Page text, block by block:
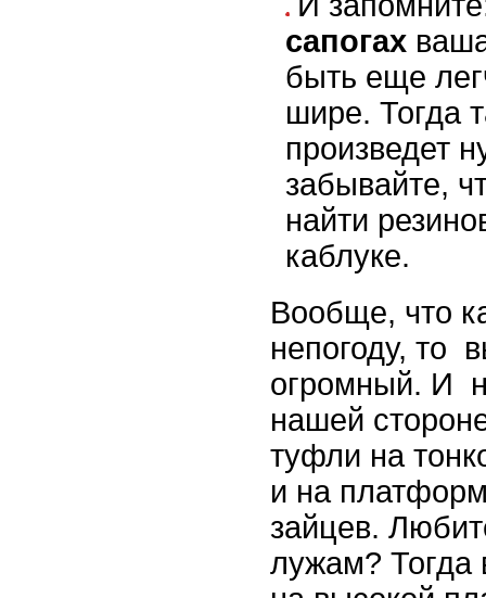
сапогах
быть еще
шире. Тогда
произведет
забывайте,
найти
каблуке.
Вообще, что
непогоду, то
огромный. И
нашей
туфли на
и на
зайцев.
лужам?